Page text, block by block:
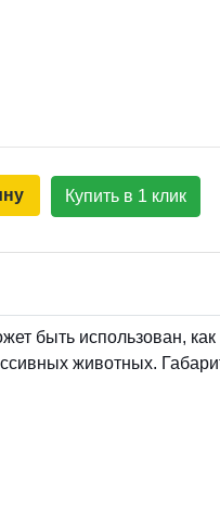
Купить в 1 клик
быть использован,
животных.